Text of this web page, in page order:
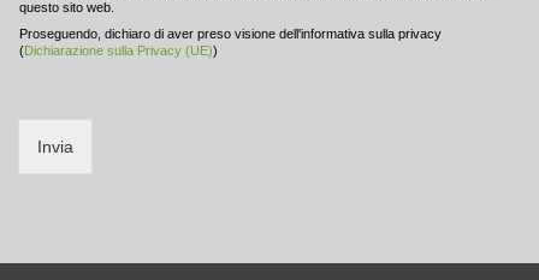
questo sito web.
Proseguendo, dichiaro di aver preso visione dell'informativa sulla privacy
(Dichiarazione sulla Privacy (UE))
Invia